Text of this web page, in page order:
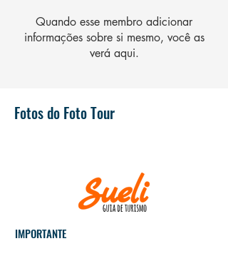
Quando esse membro adicionar
informações sobre si mesmo, você as
verá aqui.
Fotos do Foto Tour
IMPORTANTE